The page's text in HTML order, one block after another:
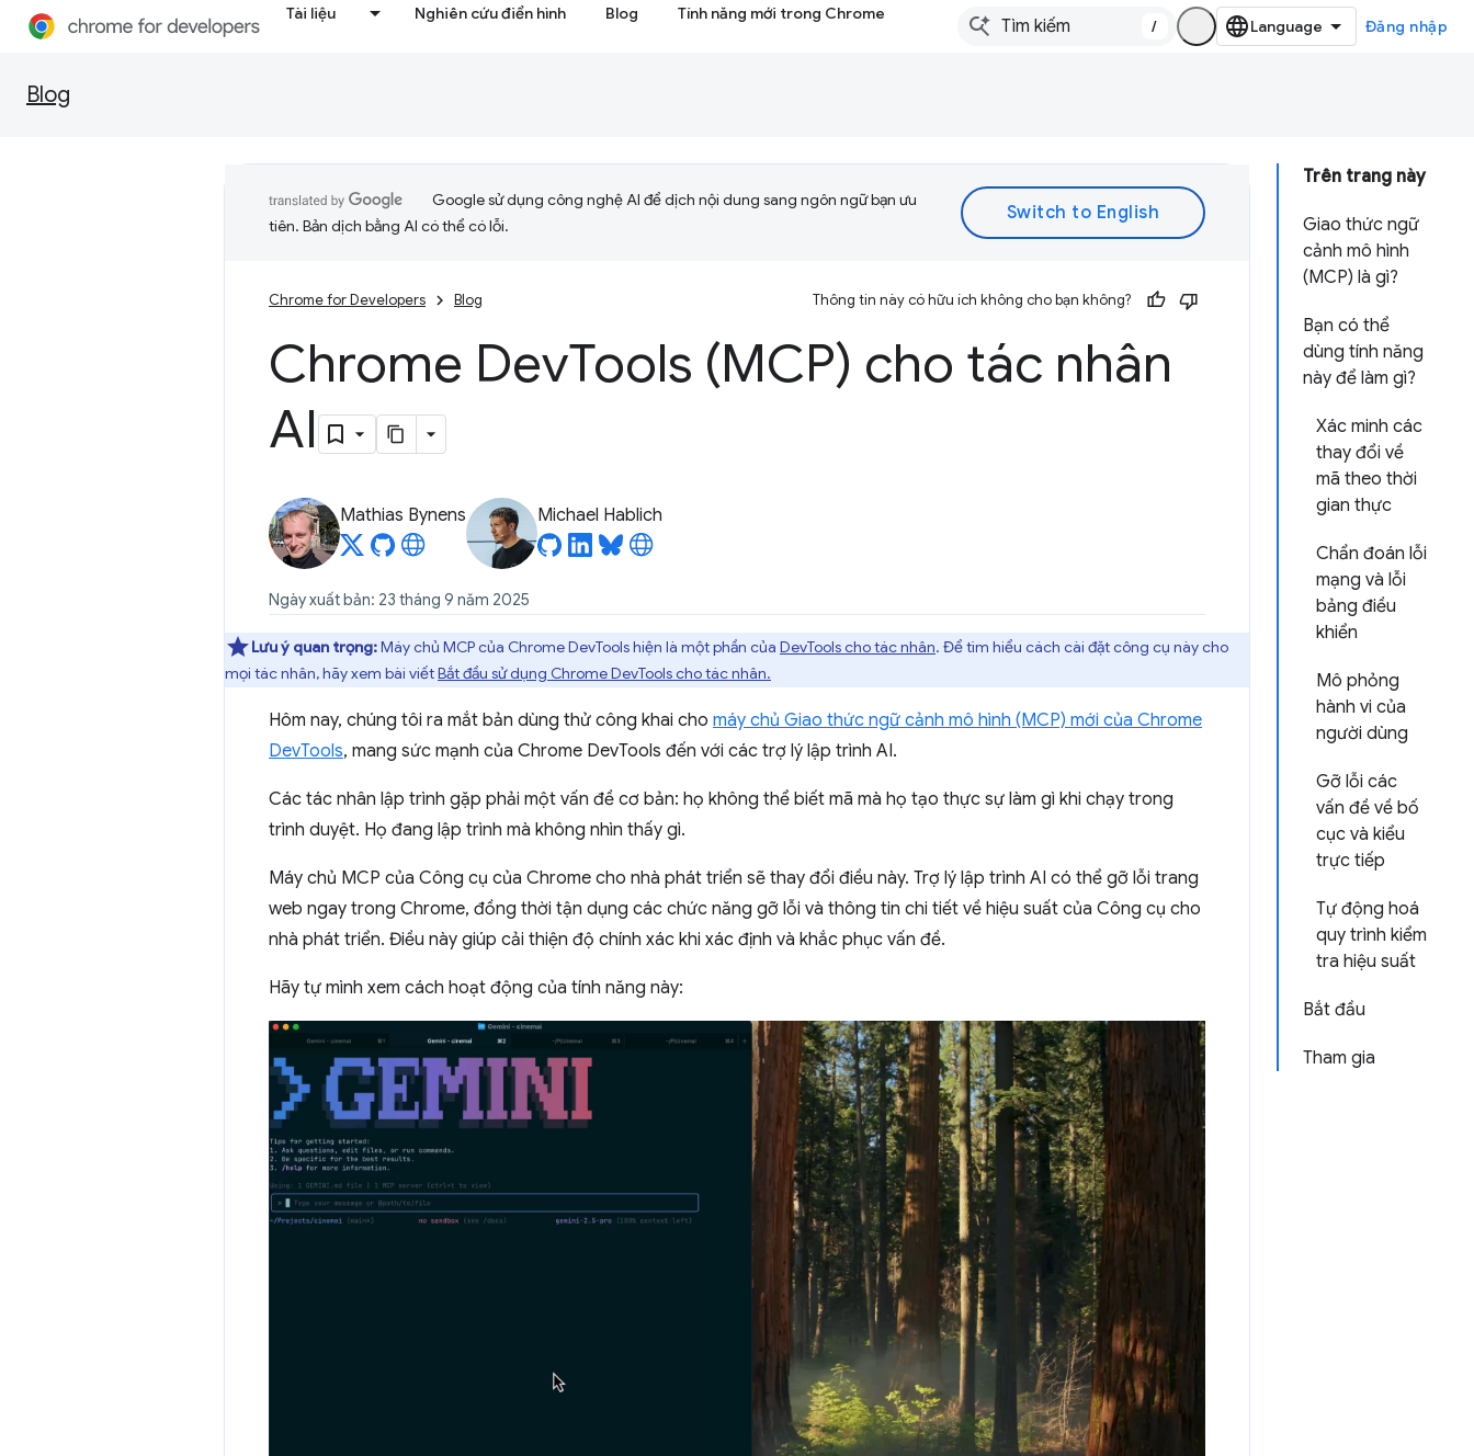
Tài liệu Nghiên cứu điển hình Blog Tính năng mới trong Chrome
/ Đăng nhập
Blog
Trên trang này
Giao thức ngữ
cảnh mô hình
(MCP) là gì?
Bạn có thể
dùng tính năng
này để làm gì?
Xác minh các
thay đổi về
mã theo thời
gian thực
Chẩn đoán lỗi
mạng và lỗi
bảng điều
khiển
Mô phỏng
hành vi của
người dùng
Gỡ lỗi các
vấn đề về bố
cục và kiểu
trực tiếp
Tự động hoá
quy trình kiểm
tra hiệu suất
Bắt đầu
Tham gia
Google sử dụng công nghệ AI để dịch nội dung sang ngôn ngữ bạn ưu
tiên. Bản dịch bằng AI có thể có lỗi.
Chrome for Developers Blog Thông tin này có hữu ích không cho bạn không?
Chrome DevTools (MCP) cho tác nhân
AI
Mathias Bynens Michael Hablich
Ngày xuất bản: 23 tháng 9 năm 2025
Lưu ý quan trọng:Máy chủ MCP của Chrome DevTools hiện là một phần của DevTools cho tác nhân. Để tìm hiểu cách cài đặt công cụ này cho
mọi tác nhân, hãy xem bài viếtBắt đầu sử dụng Chrome DevTools cho tác nhân.
Hôm nay, chúng tôi ra mắt bản dùng thử công khai cho máy chủ Giao thức ngữ cảnh mô hình (MCP) mới của Chrome
DevTools, mang sức mạnh của Chrome DevTools đến với các trợ lý lập trình AI.
Các tác nhân lập trình gặp phải một vấn đề cơ bản: họ không thể biết mã mà họ tạo thực sự làm gì khi chạy trong
trình duyệt. Họ đang lập trình mà không nhìn thấy gì.
Máy chủ MCP của Công cụ của Chrome cho nhà phát triển sẽ thay đổi điều này. Trợ lý lập trình AI có thể gỡ lỗi trang
web ngay trong Chrome, đồng thời tận dụng các chức năng gỡ lỗi và thông tin chi tiết về hiệu suất của Công cụ cho
nhà phát triển. Điều này giúp cải thiện độ chính xác khi xác định và khắc phục vấn đề.
Hãy tự mình xem cách hoạt động của tính năng này: